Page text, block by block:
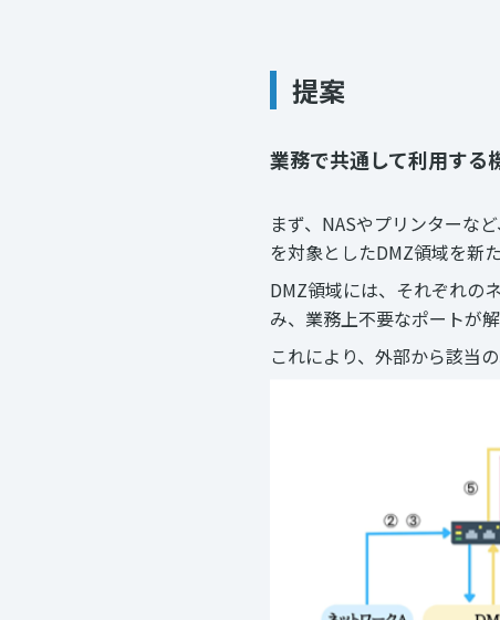
提案
業務で共通して利用す
まず、NASやプリンターな
を対象としたDMZ領域を新
DMZ領域には、それぞれの
み、業務上不要なポートが
これにより、外部から該当